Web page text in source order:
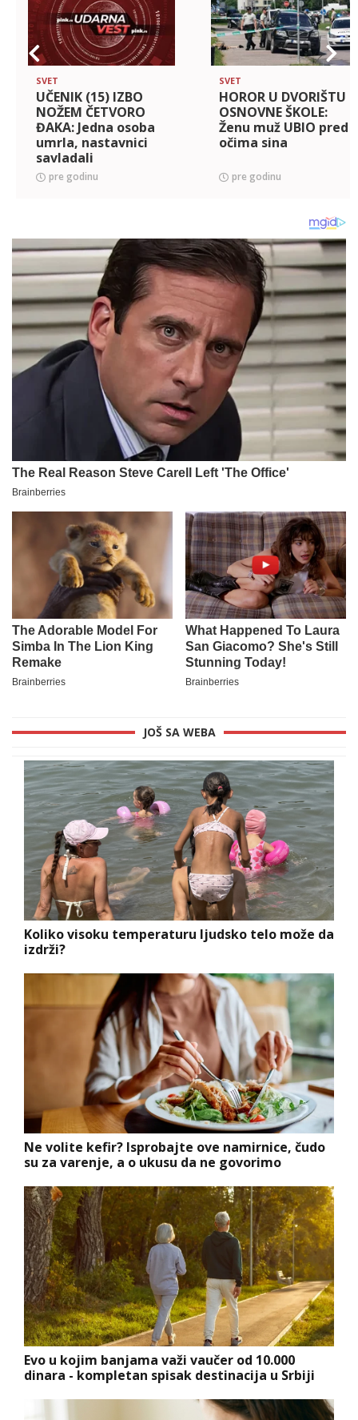
SVET
UČENIK (15) IZBO
NOŽEM ČETVORO
ĐAKA: Jedna osoba
umrla, nastavnici
savladali
monstruma!
Objavljeni detalji
pre godinu
SVET
HOROR U DVORIŠTU
OSNOVNE ŠKOLE:
Ženu muž UBIO pred
očima sina
pre godinu
JOŠ SA WEBA
Koliko visoku temperaturu ljudsko telo može da
izdrži?
Ne volite kefir? Isprobajte ove namirnice, čudo
su za varenje, a o ukusu da ne govorimo
Evo u kojim banjama važi vaučer od 10.000
dinara - kompletan spisak destinacija u Srbiji